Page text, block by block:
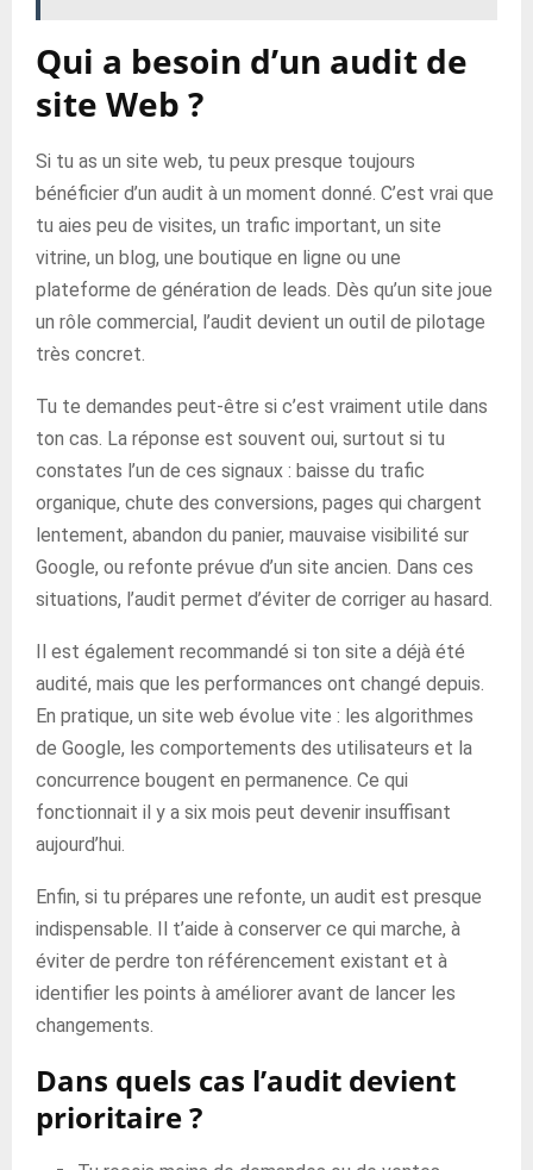
Qui a besoin d’un audit de
site Web ?
Si tu as un site web, tu peux presque toujours
bénéficier d’un audit à un moment donné. C’est vrai que
tu aies peu de visites, un trafic important, un site
vitrine, un blog, une boutique en ligne ou une
plateforme de génération de leads. Dès qu’un site joue
un rôle commercial, l’audit devient un outil de pilotage
très concret.
Tu te demandes peut-être si c’est vraiment utile dans
ton cas. La réponse est souvent oui, surtout si tu
constates l’un de ces signaux : baisse du trafic
organique, chute des conversions, pages qui chargent
lentement, abandon du panier, mauvaise visibilité sur
Google, ou refonte prévue d’un site ancien. Dans ces
situations, l’audit permet d’éviter de corriger au hasard.
Il est également recommandé si ton site a déjà été
audité, mais que les performances ont changé depuis.
En pratique, un site web évolue vite : les algorithmes
de Google, les comportements des utilisateurs et la
concurrence bougent en permanence. Ce qui
fonctionnait il y a six mois peut devenir insuffisant
aujourd’hui.
Enfin, si tu prépares une refonte, un audit est presque
indispensable. Il t’aide à conserver ce qui marche, à
éviter de perdre ton référencement existant et à
identifier les points à améliorer avant de lancer les
changements.
Dans quels cas l’audit devient
prioritaire ?